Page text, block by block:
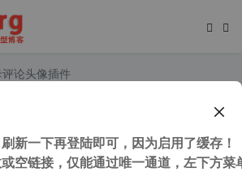
论头像插件
名首字母
新一下再登陆即可，因为启用了缓存！
空链接，仅能通过唯一通道，左下方菜